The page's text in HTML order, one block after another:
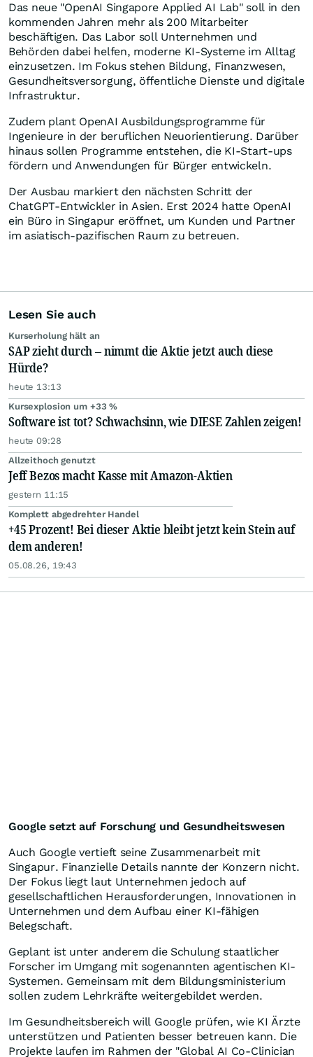
Das neue "OpenAI Singapore Applied AI Lab" soll in den
kommenden Jahren mehr als 200 Mitarbeiter
beschäftigen. Das Labor soll Unternehmen und
Behörden dabei helfen, moderne KI-Systeme im Alltag
einzusetzen. Im Fokus stehen Bildung, Finanzwesen,
Gesundheitsversorgung, öffentliche Dienste und digitale
Infrastruktur.
Zudem plant OpenAI Ausbildungsprogramme für
Ingenieure in der beruflichen Neuorientierung. Darüber
hinaus sollen Programme entstehen, die KI-Start-ups
fördern und Anwendungen für Bürger entwickeln.
Der Ausbau markiert den nächsten Schritt der
ChatGPT-Entwickler in Asien. Erst 2024 hatte OpenAI
ein Büro in Singapur eröffnet, um Kunden und Partner
im asiatisch-pazifischen Raum zu betreuen.
Lesen Sie auch
Kurserholung hält an
SAP zieht durch – nimmt die Aktie jetzt auch diese
Hürde?
heute 13:13
Kursexplosion um +33 %
Software ist tot? Schwachsinn, wie DIESE Zahlen zeigen!
heute 09:28
Allzeithoch genutzt
Jeff Bezos macht Kasse mit Amazon-Aktien
gestern 11:15
Komplett abgedrehter Handel
+45 Prozent! Bei dieser Aktie bleibt jetzt kein Stein auf
dem anderen!
05.08.26, 19:43
Google setzt auf Forschung und Gesundheitswesen
Auch Google vertieft seine Zusammenarbeit mit
Singapur. Finanzielle Details nannte der Konzern nicht.
Der Fokus liegt laut Unternehmen jedoch auf
gesellschaftlichen Herausforderungen, Innovationen in
Unternehmen und dem Aufbau einer KI-fähigen
Belegschaft.
Geplant ist unter anderem die Schulung staatlicher
Forscher im Umgang mit sogenannten agentischen KI-
Systemen. Gemeinsam mit dem Bildungsministerium
sollen zudem Lehrkräfte weitergebildet werden.
Im Gesundheitsbereich will Google prüfen, wie KI Ärzte
unterstützen und Patienten besser betreuen kann. Die
Projekte laufen im Rahmen der "Global AI Co-Clinician